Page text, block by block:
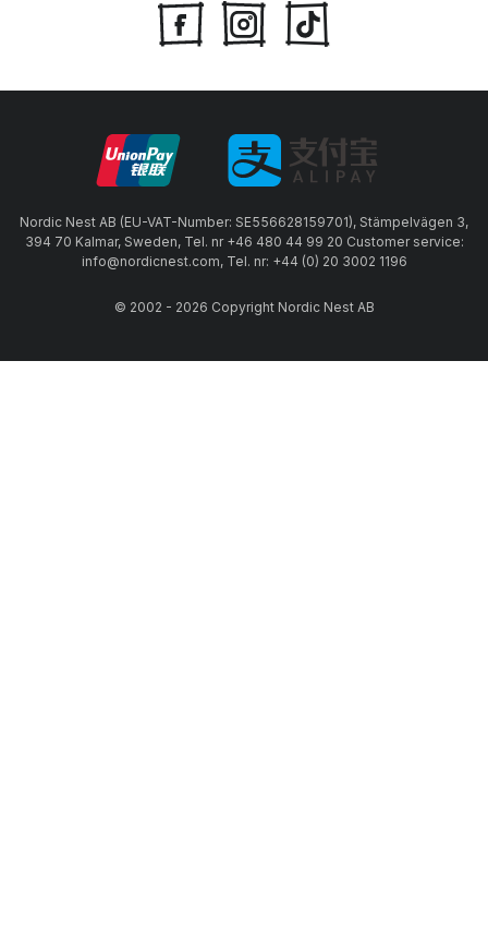
Nordic Nest AB (EU-VAT-Number: SE556628159701), Stämpelvägen 3,
394 70 Kalmar, Sweden, Tel. nr +46 480 44 99 20 Customer service:
info@nordicnest.com, Tel. nr: +44 (0) 20 3002 1196
© 2002 - 2026 Copyright Nordic Nest AB